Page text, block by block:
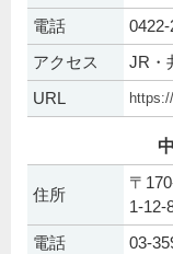
電話
アクセス
JR・
URL
住所
〒
1-12-
電話
03-